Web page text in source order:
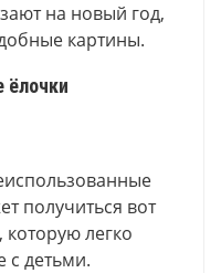
на новый год,
картины.
ёлочки
получиться вот
которую легко
с детьми.